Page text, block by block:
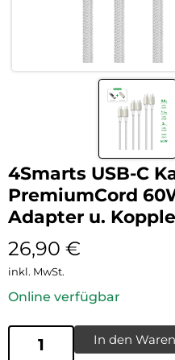
4Smarts USB-C
PremiumCord
Adapter u.
26,90 €
inkl. MwSt.
Online verfügbar
In den